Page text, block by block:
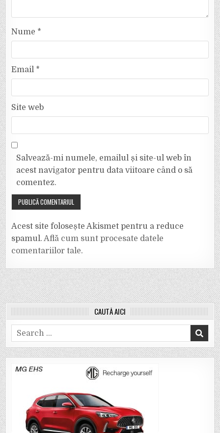
Nume *
Email *
Site web
Salvează-mi numele, emailul și site-ul web în
acest navigator pentru data viitoare când o să
comentez.
Acest site folosește Akismet pentru a reduce
spamul.Află cum sunt procesate datele
comentariilor tale.
CAUTĂ AICI
Search
for: